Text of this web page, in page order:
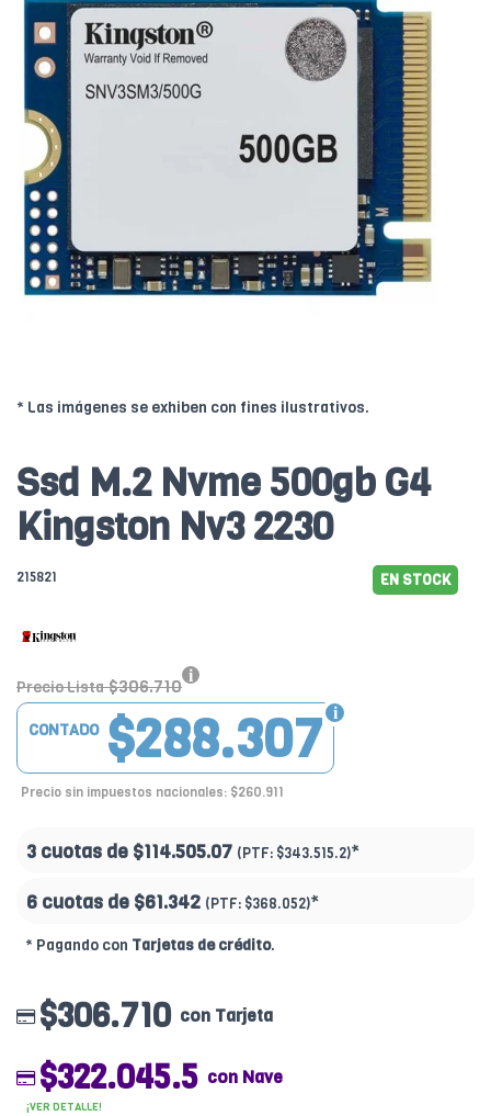
* Las imágenes se exhiben con fines ilustrativos.
Ssd M.2 Nvme 500gb G4
Kingston Nv3 2230
215821 EN STOCK
Precio Lista $306.710
$288.307
CONTADO
Precio sin impuestos nacionales: $260.911
3 cuotas de $114.505.07 (PTF: $343.515.2)*
6 cuotas de $61.342 (PTF: $368.052)*
* Pagando con Tarjetas de crédito.
$306.710 con Tarjeta
$322.045.5 con Nave
¡VER DETALLE!